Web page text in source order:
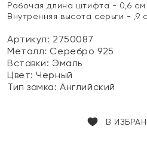
Рабочая длина штифта - 0,6 см
Внутренняя высота серьги - ,9
Артикул: 2750087
Металл: Серебро 925
Вставки:Эмаль
Цвет:Черный
Тип замка:Английский
В